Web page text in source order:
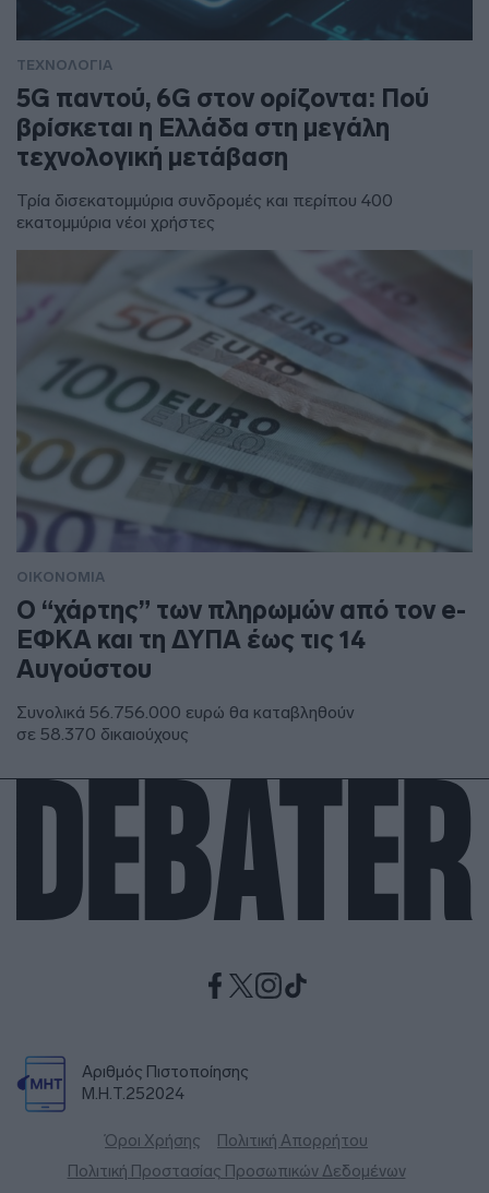
ΤΕΧΝΟΛΟΓΙΑ
5G παντού, 6G στον ορίζοντα: Πού
βρίσκεται η Ελλάδα στη μεγάλη
τεχνολογική μετάβαση
Τρία δισεκατομμύρια συνδρομές και περίπου 400
εκατομμύρια νέοι χρήστες
ΟΙΚΟΝΟΜΙΑ
Ο “χάρτης” των πληρωμών από τον e-
ΕΦΚΑ και τη ΔΥΠΑ έως τις 14
Αυγούστου
Συνολικά 56.756.000 ευρώ θα καταβληθούν
σε 58.370 δικαιούχους
Αριθμός Πιστοποίησης
Μ.Η.Τ.252024
Όροι Χρήσης
Πολιτική Απορρήτου
Πολιτική Προστασίας Προσωπικών Δεδομένων